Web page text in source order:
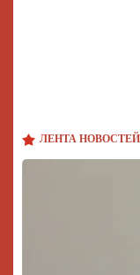
ЛЕНТА НОВОСТЕЙ